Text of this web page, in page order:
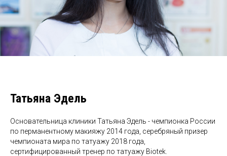
Татьяна Эдель
Основательница клиники Татьяна Эдель - чемпионка России
по перманентному макияжу 2014 года, серебряный призер
чемпионата мира по татуажу 2018 года,
сертифицированный тренер по татуажу Biotek.